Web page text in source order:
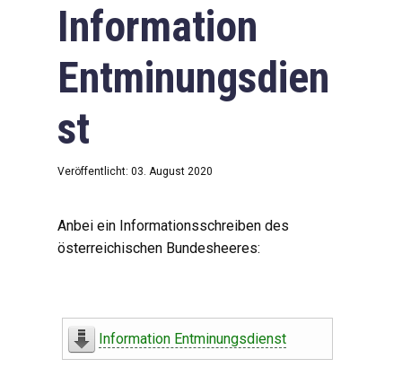
Information
Entminungsdien
st
Veröffentlicht: 03. August 2020
Anbei ein Informationsschreiben des
österreichischen Bundesheeres:
Information Entminungsdienst